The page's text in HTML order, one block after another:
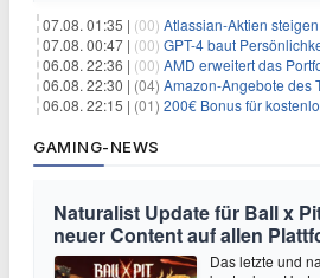
07.08. 01:35 | (00) Atlassian-Aktien steigen, da
07.08. 00:47 | (00) GPT-4 baut Persönlichkeitsfragebögen
06.08. 22:36 | (00) AMD erweitert das Portfolio an
06.08. 22:30 | (04) Amazon-Angebote des Tages –
06.08. 22:15 | (01) 200€ Bonus für
GAMING-NEWS
Naturalist Update für Ball x
neuer Content auf allen
Das letzte und